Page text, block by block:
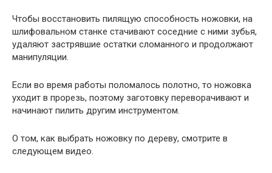
Чтобы восстановить пилящую способность ножовки, на
шлифовальном станке стачивают соседние с ними зубья,
удаляют застрявшие остатки сломанного и продолжают
манипуляции.
Если во время работы поломалось полотно, то ножовка
уходит в прорезь, поэтому заготовку переворачивают и
начинают пилить другим инструментом.
О том, как выбрать ножовку по дереву, смотрите в
следующем видео.